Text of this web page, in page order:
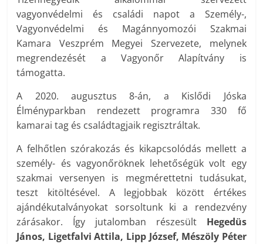
vagyonvédelmi és családi napot a Személy-,
Vagyonvédelmi és Magánnyomozói Szakmai
Kamara Veszprém Megyei Szervezete, melynek
megrendezését a Vagyonőr Alapítvány is
támogatta.
A 2020. augusztus 8-án, a Kislődi Jóska
Élményparkban rendezett programra 330 fő
kamarai tag és családtagjaik regisztráltak.
A felhőtlen szórakozás és kikapcsolódás mellett a
személy- és vagyonőröknek lehetőségük volt egy
szakmai versenyen is megmérettetni tudásukat,
teszt kitöltésével. A legjobbak között értékes
ajándékutalványokat sorsoltunk ki a rendezvény
zárásakor. Így jutalomban részesült Hegedüs
János, Ligetfalvi Attila, Lipp József, Mészöly Péter